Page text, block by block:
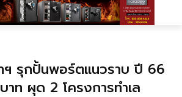
ฯ รุกปั้นพอร์ตแนวราบ ปี 66
าท ผุด 2 โครงการทำเล